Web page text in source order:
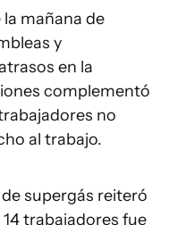
mañana de
y
en la
complementó
no
al trabajo.
supergás reiteró
trabajadores fue